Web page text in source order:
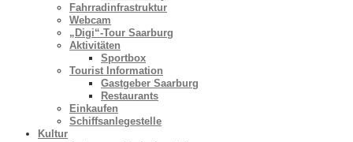
Fahrradinfrastruktur
Webcam
„Digi“-Tour Saarburg
Aktivitäten
Sportbox
Tourist Information
Gastgeber Saarburg
Restaurants
Einkaufen
Schiffsanlegestelle
Kultur